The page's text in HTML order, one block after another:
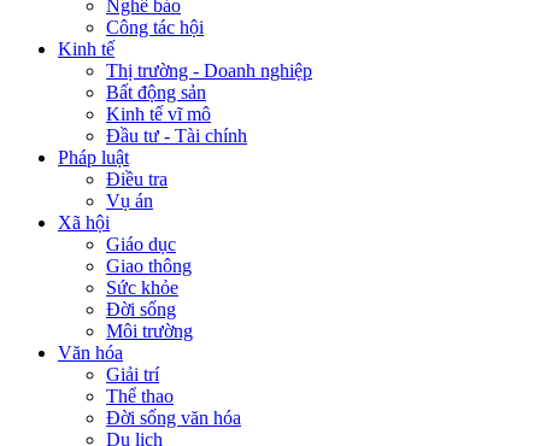
Nghề báo
Công tác hội
Kinh tế
Thị trường - Doanh nghiệp
Bất động sản
Kinh tế vĩ mô
Đầu tư - Tài chính
Pháp luật
Điều tra
Vụ án
Xã hội
Giáo dục
Giao thông
Sức khỏe
Đời sống
Môi trường
Văn hóa
Giải trí
Thể thao
Đời sống văn hóa
Du lịch